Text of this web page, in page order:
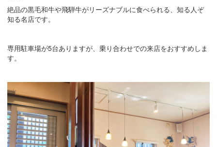
絶品の黒毛和牛や飛騨牛がリーズナブルに食べられる、知る人ぞ
知る名店です。
専用駐車場が5台ありますが、乗り合わせでの来店をおすすめしま
す。